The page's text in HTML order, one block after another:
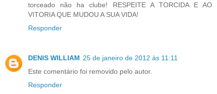
torceado não ha clube! RESPEITE A TORCIDA E AO
VITORIA QUE MUDOU A SUA VIDA!
Responder
DENIS WILLIAM 25 de janeiro de 2012 às 11:11
Este comentário foi removido pelo autor.
Responder